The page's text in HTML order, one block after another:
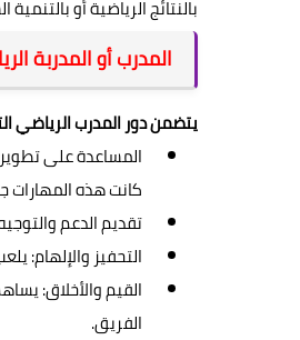
بالنتائج الرياضية أو
المدرب أو المدربة
يتضمن دور المدرب الرياضي
المساعدة على
كانت هذه المهارات
تقديم الدعم
التحفيز والإلهام:
القيم والأخلاق:
الفريق.